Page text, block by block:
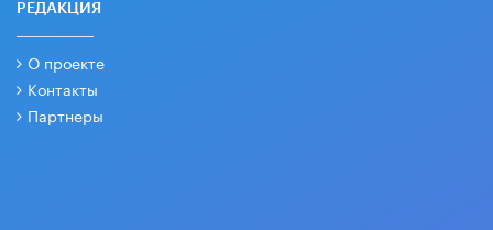
РЕДАКЦИЯ
О проекте
Контакты
Партнеры